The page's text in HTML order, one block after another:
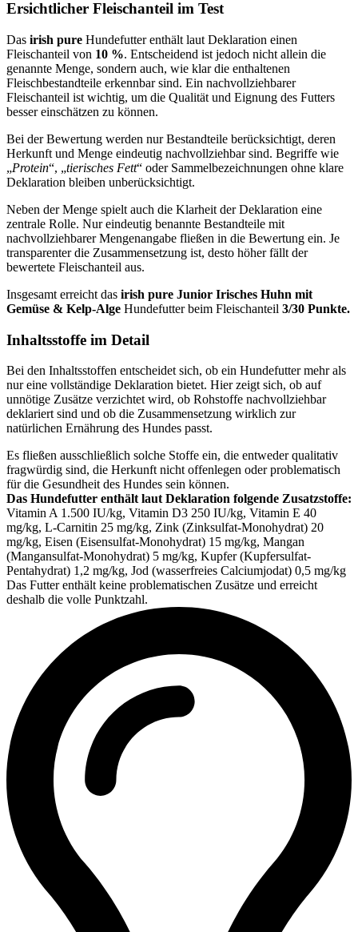
Ersichtlicher Fleischanteil im Test
Das irish pure Hundefutter enthält laut Deklaration einen
Fleischanteil von 10 %. Entscheidend ist jedoch nicht allein die
genannte Menge, sondern auch, wie klar die enthaltenen
Fleischbestandteile erkennbar sind. Ein nachvollziehbarer
Fleischanteil ist wichtig, um die Qualität und Eignung des Futters
besser einschätzen zu können.
Bei der Bewertung werden nur Bestandteile berücksichtigt, deren
Herkunft und Menge eindeutig nachvollziehbar sind. Begriffe wie
„Protein“, „tierisches Fett“ oder Sammelbezeichnungen ohne klare
Deklaration bleiben unberücksichtigt.
Neben der Menge spielt auch die Klarheit der Deklaration eine
zentrale Rolle. Nur eindeutig benannte Bestandteile mit
nachvollziehbarer Mengenangabe fließen in die Bewertung ein. Je
transparenter die Zusammensetzung ist, desto höher fällt der
bewertete Fleischanteil aus.
Insgesamt erreicht das irish pure Junior Irisches Huhn mit
Gemüse & Kelp-Alge Hundefutter beim Fleischanteil 3/30 Punkte.
Inhaltsstoffe im Detail
Bei den Inhaltsstoffen entscheidet sich, ob ein Hundefutter mehr als
nur eine vollständige Deklaration bietet. Hier zeigt sich, ob auf
unnötige Zusätze verzichtet wird, ob Rohstoffe nachvollziehbar
deklariert sind und ob die Zusammensetzung wirklich zur
natürlichen Ernährung des Hundes passt.
Es fließen ausschließlich solche Stoffe ein, die entweder qualitativ
fragwürdig sind, die Herkunft nicht offenlegen oder problematisch
für die Gesundheit des Hundes sein können.
Das Hundefutter enthält laut Deklaration folgende Zusatzstoffe:
Vitamin A 1.500 IU/kg, Vitamin D3 250 IU/kg, Vitamin E 40
mg/kg, L-Carnitin 25 mg/kg, Zink (Zinksulfat-Monohydrat) 20
mg/kg, Eisen (Eisensulfat-Monohydrat) 15 mg/kg, Mangan
(Mangansulfat-Monohydrat) 5 mg/kg, Kupfer (Kupfersulfat-
Pentahydrat) 1,2 mg/kg, Jod (wasserfreies Calciumjodat) 0,5 mg/kg
Das Futter enthält keine problematischen Zusätze und erreicht
deshalb die volle Punktzahl.